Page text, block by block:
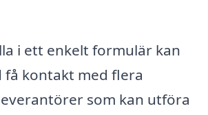
i ett enkelt formulär kan
kontakt med flera
som kan utföra